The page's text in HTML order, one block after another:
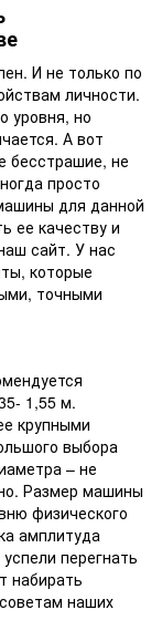
И не только по
личности.
уровня, но
А вот
бесстрашие, не
просто
для данной
ее качеству и
сайт. У нас
которые
точными
1,55 м.
крупными
выбора
– не
Размер машины
физического
амплитуда
перегнать
набирать
наших